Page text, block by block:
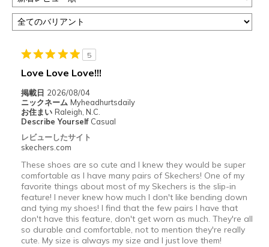
5
Love Love Love!!!
掲載日 2026/08/04
ニックネーム Myheadhurtsdaily
お住まい Raleigh, N.C.
Describe Yourself Casual
レビューしたサイト
skechers.com
These shoes are so cute and I knew they would be super
comfortable as I have many pairs of Skechers! One of my
favorite things about most of my Skechers is the slip-in
feature! I never knew how much I don't like bending down
and tying my shoes! I find that the few pairs I have that
don't have this feature, don't get worn as much. They're all
so durable and comfortable, not to mention they're really
cute. My size is always my size and I just love them!